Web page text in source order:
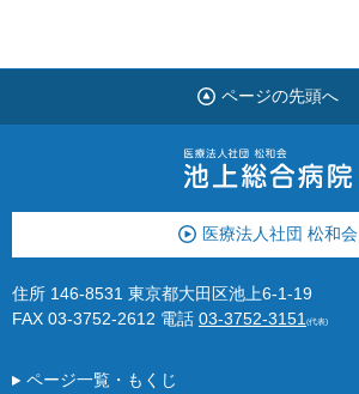
ページの先頭へ
医療法人社団 松和会
住所 146-8531 東京都大田区池上6-1-19
FAX 03-3752-2612 電話 03-3752-3151 (代表)
ページ一覧・もくじ